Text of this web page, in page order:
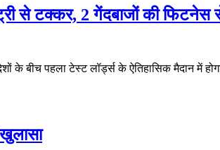
से टक्कर, 2 गेंदबाजों की फिटनेस
के बीच पहला टेस्ट लॉर्ड्स के ऐतिहासिक मैदान